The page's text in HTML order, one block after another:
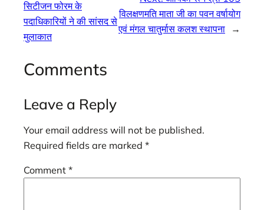
सिटीजन फोरम के
पदाधिकारियों ने की सांसद से
मुलाकात
विलक्षणमति माता जी का पवन वर्षायोग
एवं मंगल चातुर्मास कलश स्थापना
→
Comments
Leave a Reply
Your email address will not be published.
Required fields are marked *
Comment *